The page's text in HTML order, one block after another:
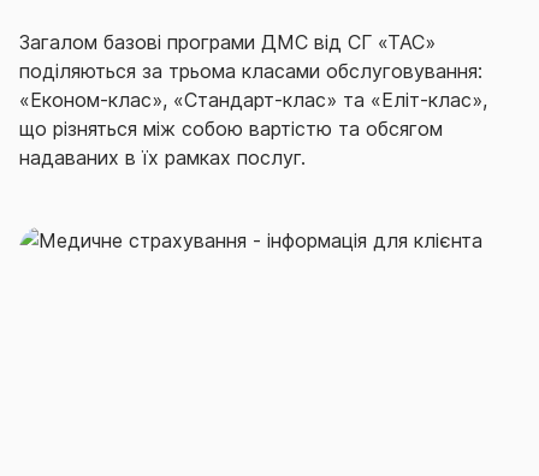
Загалом базові програми ДМС від СГ «ТАС»
поділяються за трьома класами обслуговування:
«Економ-клас», «Стандарт-клас» та «Еліт-клас»,
що різняться між собою вартістю та обсягом
надаваних в їх рамках послуг.
застраховані особи в разі гострого захворювання,